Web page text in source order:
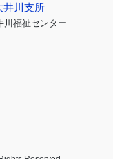
川支所
川福祉センター